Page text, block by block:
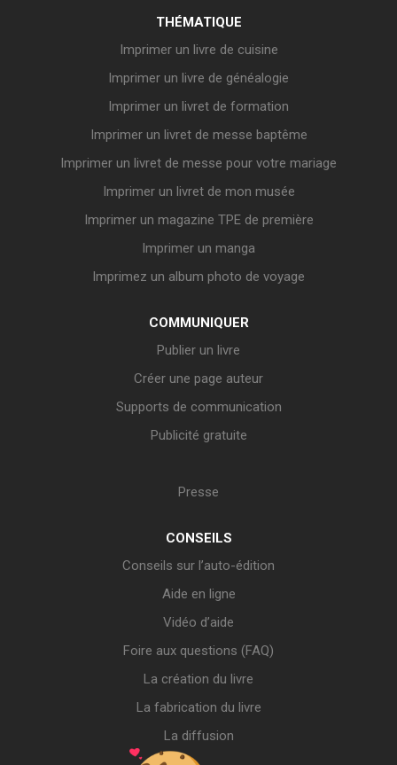
THÉMATIQUE
Imprimer un livre de cuisine
Imprimer un livre de généalogie
Imprimer un livret de formation
Imprimer un livret de messe baptême
Imprimer un livret de messe pour votre mariage
Imprimer un livret de mon musée
Imprimer un magazine TPE de première
Imprimer un manga
Imprimez un album photo de voyage
COMMUNIQUER
Publier un livre
Créer une page auteur
Supports de communication
Publicité gratuite
Presse
CONSEILS
Conseils sur l’auto-édition
Aide en ligne
Vidéo d’aide
Foire aux questions (FAQ)
La création du livre
La fabrication du livre
La diffusion